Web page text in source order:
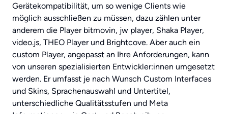
Gerätekompatibilität, um so wenige Clients wie
möglich ausschließen zu müssen, dazu zählen unter
anderem die Player bitmovin, jw player, Shaka Player,
video.js, THEO Player und Brightcove. Aber auch ein
custom Player, angepasst an Ihre Anforderungen, kann
von unseren spezialisierten Entwickler:innen umgesetzt
werden. Er umfasst je nach Wunsch Custom Interfaces
und Skins, Sprachenauswahl und Untertitel,
unterschiedliche Qualitätsstufen und Meta